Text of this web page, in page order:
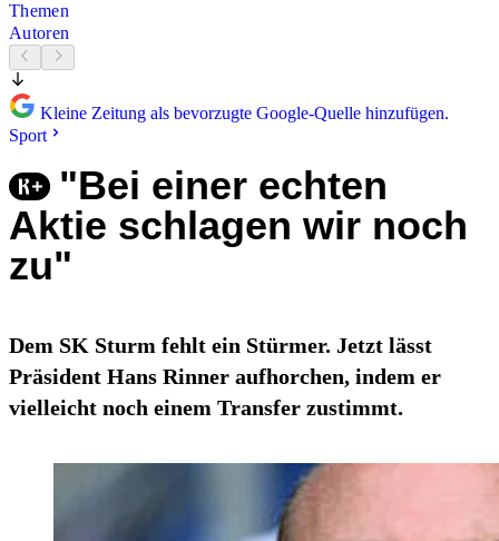
Themen
Autoren
Kleine Zeitung als bevorzugte Google-Quelle hinzufügen.
Sport
"Bei einer echten
Aktie schlagen wir noch
zu"
Dem SK Sturm fehlt ein Stürmer. Jetzt lässt
Präsident Hans Rinner aufhorchen, indem er
vielleicht noch einem Transfer zustimmt.